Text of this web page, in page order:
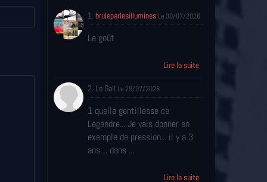
1. bruleparlesillumines Le 30/07/2026
Le goût
Lire la suite
2. Le Gall Le 29/07/2026
1 quelle gentillesse ce
Legendre... Je vais donner en
exemple de pression... il y a 3
ans.... dans ...
Lire la suite